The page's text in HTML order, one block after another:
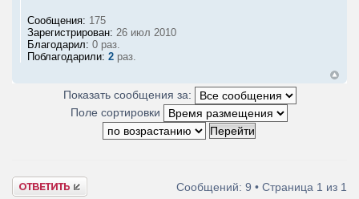
Сообщения: 175
Зарегистрирован: 26 июл 2010
Благодарил: 0 раз.
Поблагодарили: 2 раз.
Показать сообщения за:
Поле сортировки
Ответить Сообщений: 9 • Страница 1 из 1